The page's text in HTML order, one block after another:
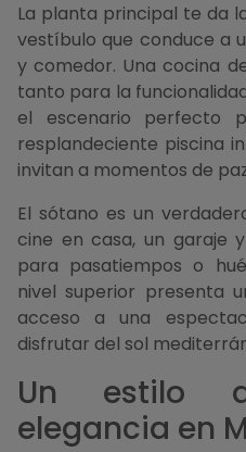
La planta principal te da
vestíbulo que conduce a
y comedor. Una cocina
tanto para la
el escenario perfecto
resplandeciente piscina
invitan a momentos de
El sótano es un
cine en casa, un garaje
para pasatiempos o
nivel superior presenta
acceso a una
disfrutar del sol
Un estilo
elegancia en